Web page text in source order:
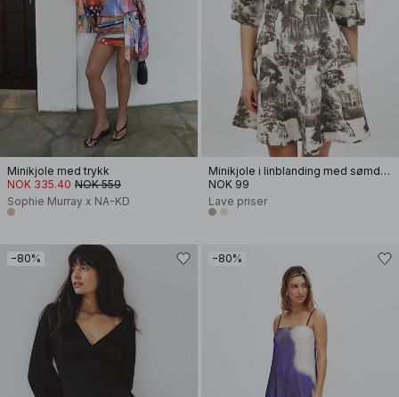
Minikjole med trykk
NOK 335.40 NOK 559
Sophie Murray x NA-KD
Minikjole i linblanding med sømdetaljer
NOK 99
Lave priser
−80% −80%